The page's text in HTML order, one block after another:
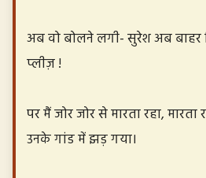
अब वो बोलने लगी- सुरेश अब बाहर
प्लीज़ !
पर मैं जोर जोर से मारता रहा,
उनके गांड में झड़ गया।